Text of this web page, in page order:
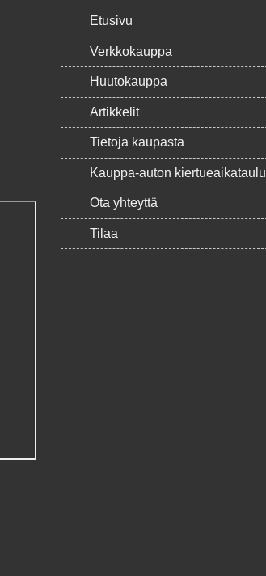
Etusivu
Verkkokauppa
Huutokauppa
Artikkelit
Tietoja kaupasta
Kauppa-auton kiertueaikataulu
Ota yhteyttä
Tilaa